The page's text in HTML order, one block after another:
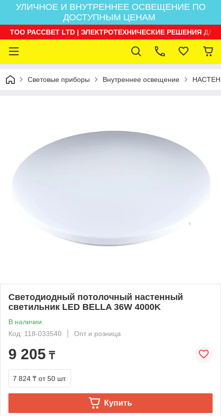
УЛИЧНОЕ И ВНУТРЕННЕЕ ОСВЕЩЕНИЕ ПО
ДОСТУПНЫМ ЦЕНАМ
ТОО РАССВЕТ LTD | ЭЛЕКТРОТЕХНИЧЕСКИЕ РЕШЕНИЯ
Световые приборы Внутреннее освещение
Светодиодный потолочный настенный
светильник LED BELLA 36W 4000K
В наличии
Код: 118-033540
Опт и розница
9 205 ₸
7 824 ₸ от 50 шт.
Купить